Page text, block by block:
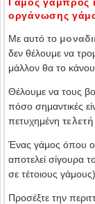
οργάνωσης
Με αυτό το
δεν θέλουμε να
μάλλον θα το
Θέλουμε να τους
πόσο σημαντικές
πετυχημένη
Ένας γάμος όπου οι
αποτελεί σίγουρα
σε τέτοιους γάμους).
Προσέξτε την